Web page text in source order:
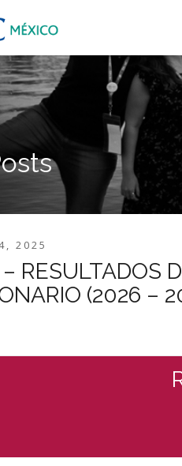
2025
RESULTADOS
(2026 –